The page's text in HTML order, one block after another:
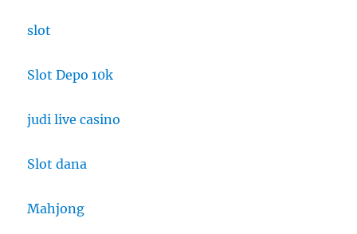
slot
Slot Depo 10k
judi live casino
Slot dana
Mahjong